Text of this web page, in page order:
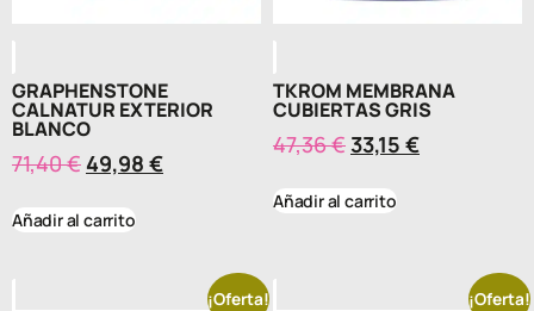
GRAPHENSTONE
CALNATUR EXTERIOR
BLANCO
71,40€ 49,98 €
Añadir al carrito
TKROM MEMBRANA
CUBIERTAS GRIS
47,36€ 33,15 €
Añadir al carrito
¡Oferta! ¡Oferta!